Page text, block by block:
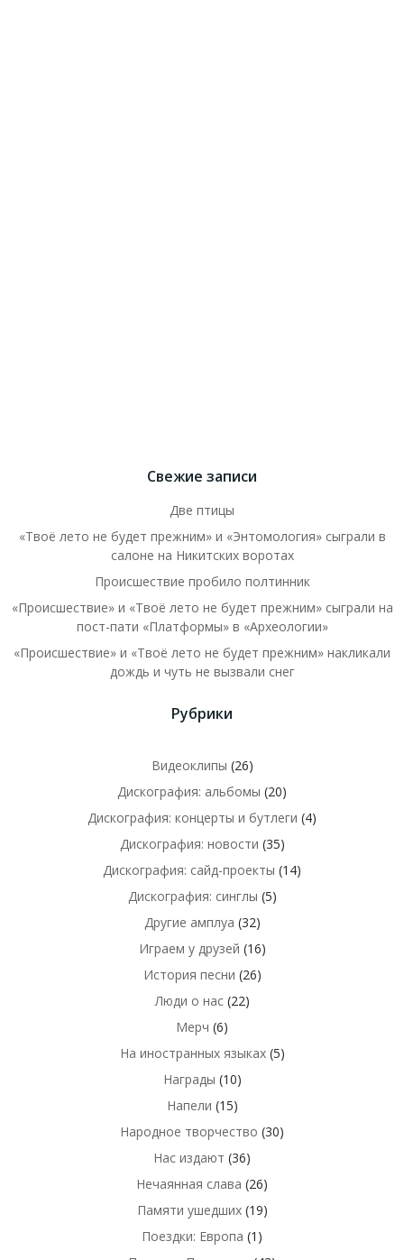
Свежие записи
Две птицы
«Твоё лето не будет прежним» и «Энтомология» сыграли в
салоне на Никитских воротах
Происшествие пробило полтинник
«Происшествие» и «Твоё лето не будет прежним» сыграли на
пост-пати «Платформы» в «Археологии»
«Происшествие» и «Твоё лето не будет прежним» накликали
дождь и чуть не вызвали снег
Рубрики
Видеоклипы (26)
Дискография: альбомы (20)
Дискография: концерты и бутлеги (4)
Дискография: новости (35)
Дискография: сайд-проекты (14)
Дискография: синглы (5)
Другие амплуа (32)
Играем у друзей (16)
История песни (26)
Люди о нас(22)
Мерч (6)
На иностранных языках(5)
Награды (10)
Напели (15)
Народное творчество (30)
Нас издают (36)
Нечаянная слава (26)
Памяти ушедших(19)
Поездки: Европа (1)